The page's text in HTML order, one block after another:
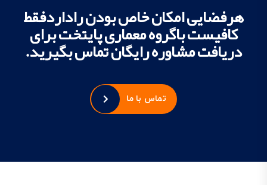
هرفضایی امکان خاص بودن راداردفقط
کافیست باگروه معماری پایتخت برای
دریافت مشاوره رایگان تماس بگیرید.
تماس با ما